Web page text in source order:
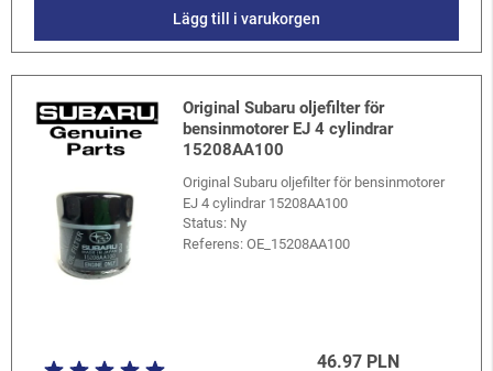
Lägg till i varukorgen
Original Subaru oljefilter för
bensinmotorer EJ 4 cylindrar
15208AA100
Original Subaru oljefilter för bensinmotorer
EJ 4 cylindrar 15208AA100
Status: Ny
Referens:OE_15208AA100
46.97 PLN